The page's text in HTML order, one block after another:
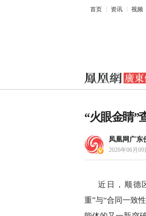
首页 资讯 视频
“火眼金睛”
凤凰网广东
2026年06月09
近日，顺德
重”与“合同一致